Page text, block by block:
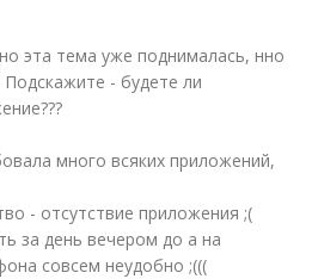
эта тема уже поднималась, нно
- будете ли
много всяких приложений,
- отсутствие приложения ;(
за день вечером до а на
совсем неудобно ;(((